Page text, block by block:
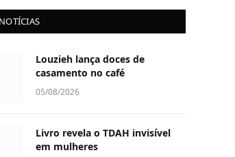
Louzieh lança doces de
casamento no café
05/08/2026
Livro revela o TDAH invisível
em mulheres